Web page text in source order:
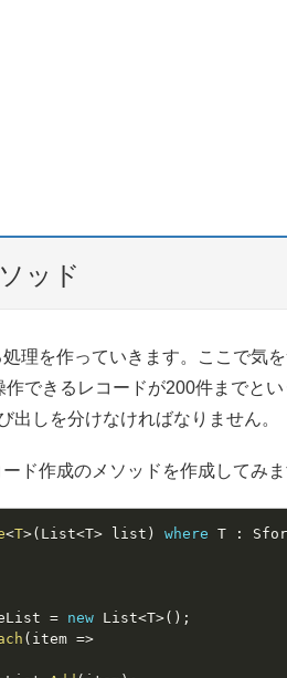
ッド
理を作っていきます。ここで気
できるレコードが200件までと
出しを分けなければなりません。
ド作成のメソッドを作成してみま
<T>( List<T> list ) where T :
= new List<T>( ) ;
( item =>